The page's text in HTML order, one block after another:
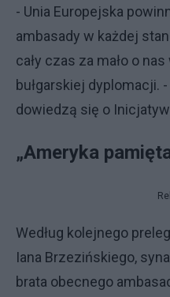
- Unia Europejska
ambasady w każdej
cały czas za mało o
bułgarskiej dyplomacji.
dowiedzą się o
„Ameryka
Według kolejnego
Iana Brzezińskiego,
brata obecnego